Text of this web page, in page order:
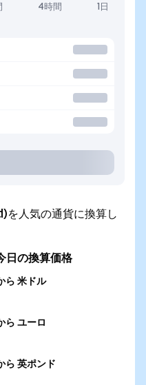
4時間 1日
人気の通貨に換算し
日の換算価格
米ドル
ユーロ
英ポンド